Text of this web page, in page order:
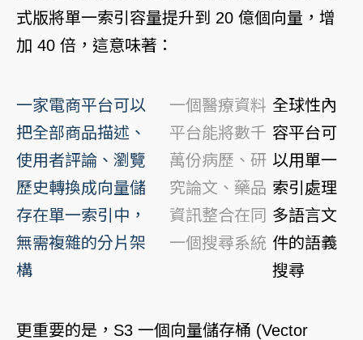
式版將單一索引容量提升到 20 億個向量，增
加 40 倍，這意味著：
一家電商平台可以
把全部商品描述、
使用者評論、瀏覽
歷史轉換成向量儲
存在單一索引中，
無需複雜的分片架
構
一個醫療資料
平台能將數千
萬份病歷、研
究論文、藥品
資訊整合在同
一個搜尋系統
全球性內
容平台可
以用單一
索引處理
多語言文
件的語義
搜尋
更重要的是，S3 一個向量儲存桶 (Vector